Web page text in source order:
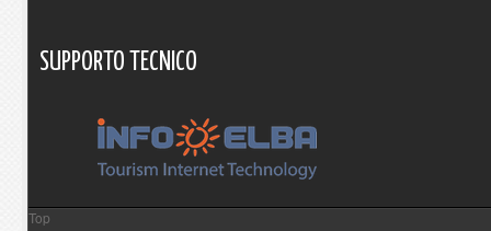
SUPPORTO TECNICO
Top